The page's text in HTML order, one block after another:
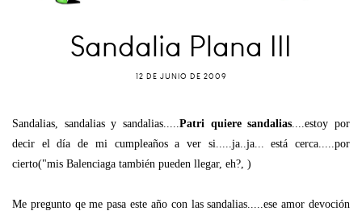
Sandalia Plana III
12 DE JUNIO DE 2009
Sandalias, sandalias y sandalias..... Patri quiere sandalias ....estoy por
decir el día de mi cumpleaños a ver si.....ja..ja... está cerca.....por
cierto("mis Balenciaga también pueden llegar, eh?, )
Me pregunto qe me pasa este año con las sandalias.....ese amor devoción